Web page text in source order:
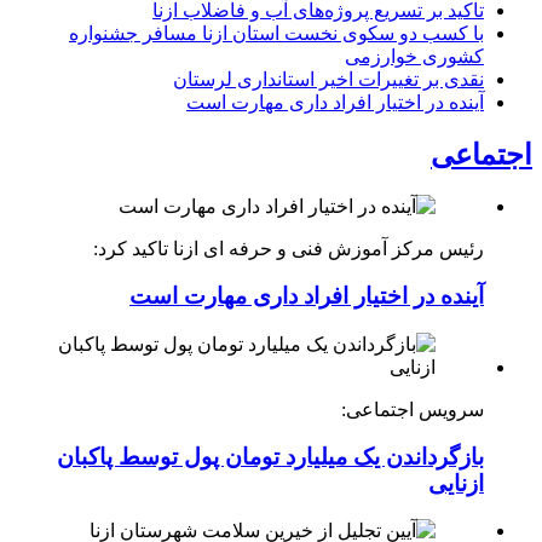
تاکید بر تسریع پروژه‌های آب و فاضلاب ازنا
با کسب دو سکوی نخست استان ازنا مسافر جشنواره
کشوری خوارزمی
نقدی بر تغییرات اخیر استانداری لرستان
آینده در اختیار افراد داری مهارت است
اجتماعی
رئیس مرکز آموزش فنی و حرفه ای ازنا تاکید کرد:
آینده در اختیار افراد داری مهارت است
سرویس اجتماعی:
بازگرداندن یک میلیارد تومان پول توسط پاکبان
ازنایی